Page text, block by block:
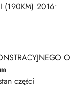
(190KM) 2016r
O
części